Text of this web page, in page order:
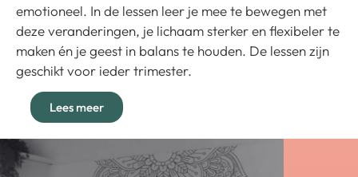
emotioneel. In de lessen leer je mee te bewegen met
deze veranderingen, je lichaam sterker en flexibeler te
maken én je geest in balans te houden. De lessen zijn
geschikt voor ieder trimester.
Lees meer